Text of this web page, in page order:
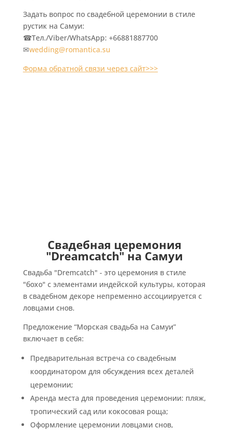
Задать вопрос по свадебной церемонии в стиле
рустик на Самуи:
☎Тел./Viber/WhatsApp: +66881887700
✉wedding@romantica.su
Форма обратной связи через сайт>>>
Свадебная церемония
"Dreamcatch" на Самуи
Свадьба "Dremcatch" - это церемония в стиле
"бохо" с элементами индейской культуры, которая
в свадебном декоре непременно ассоциируется с
ловцами снов.
Предложение “Морская свадьба на Самуи”
включает в себя:
Предварительная встреча со свадебным
координатором для обсуждения всех деталей
церемонии;
Аренда места для проведения церемонии: пляж,
тропический сад или кокосовая роща;
Оформление церемонии ловцами снов,